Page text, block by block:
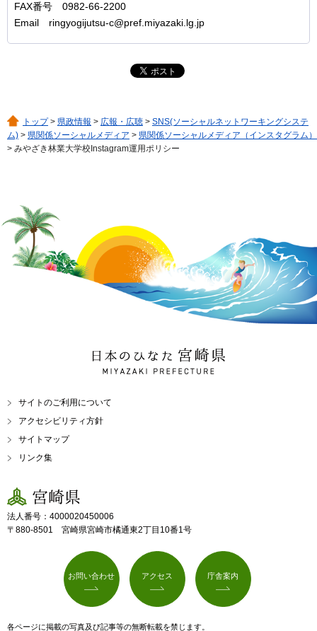
FAX番号 0982-66-2200
Email ringyogijutsu-c@pref.miyazaki.lg.jp
トップ> 県政情報 > 広報・広聴 > SNS(ソーシャルネットワーキングシステ
ム) > 県関係ソーシャルメディア > 県関係ソーシャルメディア（インスタグラム）
> みやざき林業大学校Instagram運用ポリシー
日本のひなた 宮崎県
MIYAZAKI PREFECTURE
サイトのご利用について
アクセシビリティ方針
サイトマップ
リンク集
宮崎県
法人番号：4000020450006
〒880-8501 宮崎県宮崎市橘通東2丁目10番1号
お問い合わせ アクセス 庁舎案内
各ページに掲載の写真及び記事等の無断転載を禁じます。